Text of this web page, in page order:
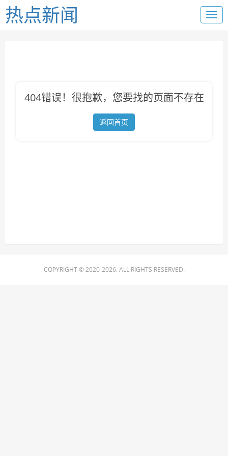
热点新闻
404错误！很抱歉，您要找的页面不存在
返回首页
COPYRIGHT © 2020-2026. ALL RIGHTS RESERVED.